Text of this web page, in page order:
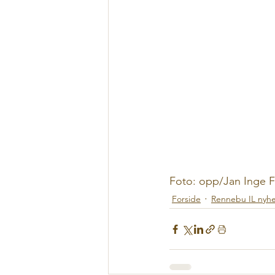
Foto: opp/Jan Inge
Forside Rennebu IL